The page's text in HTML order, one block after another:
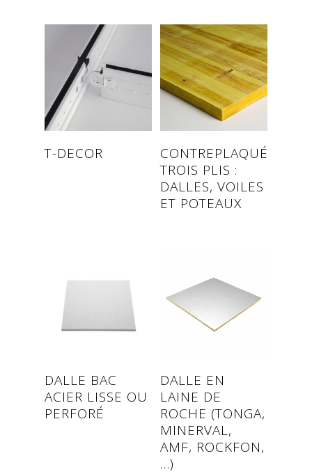
T-DECOR
CONTREPLAQUÉ
TROIS PLIS :
DALLES, VOILES
ET POTEAUX
DALLE BAC
ACIER LISSE OU
PERFORÉ
DALLE EN
LAINE DE
ROCHE (TONGA,
MINERVAL,
AMF, ROCKFON,
…)